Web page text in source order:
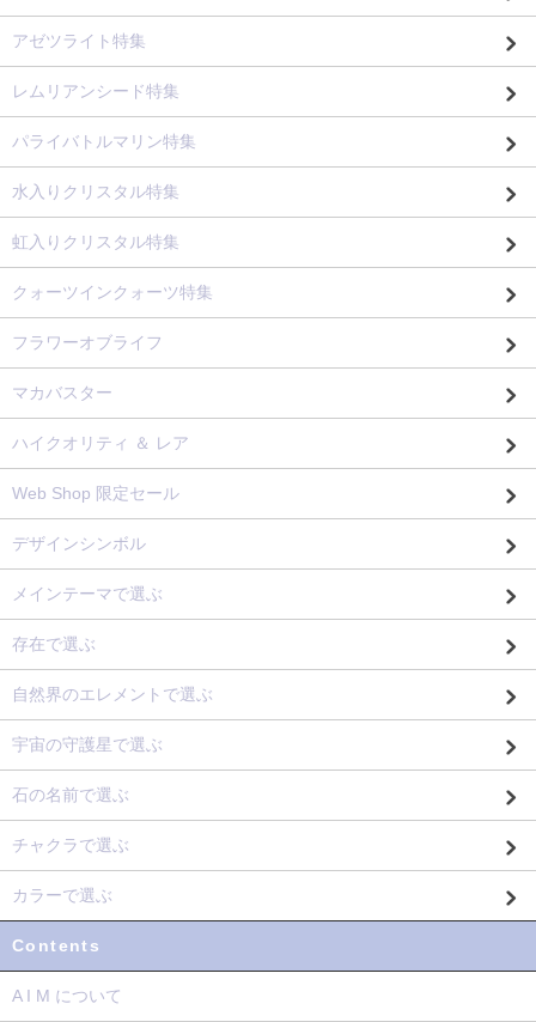
アゼツライト特集
レムリアンシード特集
パライバトルマリン特集
水入りクリスタル特集
虹入りクリスタル特集
クォーツインクォーツ特集
フラワーオブライフ
マカバスター
ハイクオリティ ＆ レア
Web Shop 限定セール
デザインシンボル
メインテーマで選ぶ
存在で選ぶ
自然界のエレメントで選ぶ
宇宙の守護星で選ぶ
石の名前で選ぶ
チャクラで選ぶ
カラーで選ぶ
Contents
A I M について